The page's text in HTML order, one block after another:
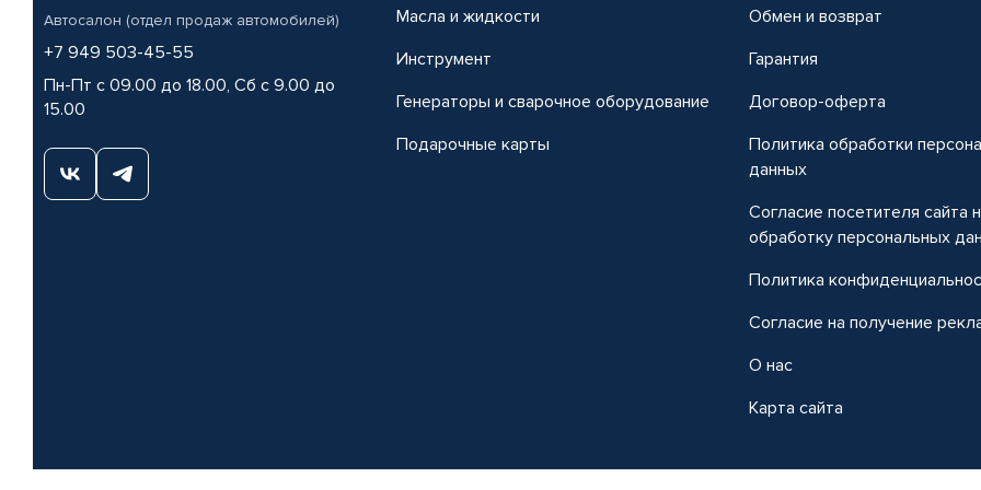
Автосалон (отдел продаж автомобилей)
+7 949 503-45-55
Пн-Пт с 09.00 до 18.00, Сб с 9.00 до
15.00
Масла и жидкости
Инструмент
Генераторы и сварочное оборудование
Подарочные карты
Обмен и возврат
Гарантия
Договор-оферта
Политика обработки
данных
Согласие посетителя сайта
обработку персональных
Политика
Согласие на получение
О нас
Карта сайта